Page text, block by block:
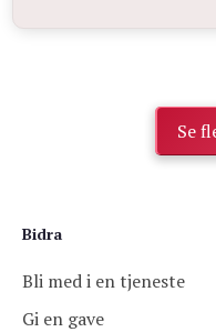
Se
Bidra
Bli med i en tjeneste
Gi en gave